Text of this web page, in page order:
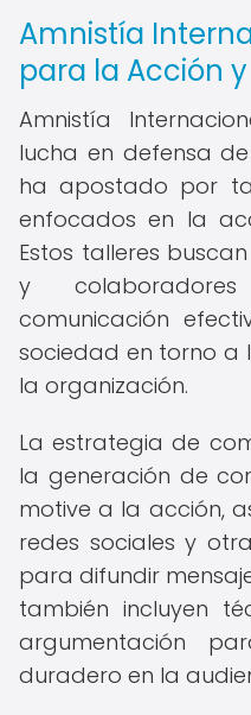
Amnistía
para la Acción
Amnistía
lucha en defensa
ha apostado por
enfocados en la
Estos talleres
y
comunicación
sociedad en torno a
la organización.
La estrategia de
la generación de
motive a la acción,
redes sociales y
para difundir
también incluyen
argumentación
duradero en la